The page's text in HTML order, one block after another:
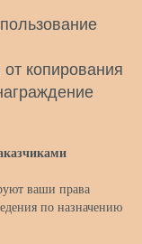
копирования
ваши права
по назначению